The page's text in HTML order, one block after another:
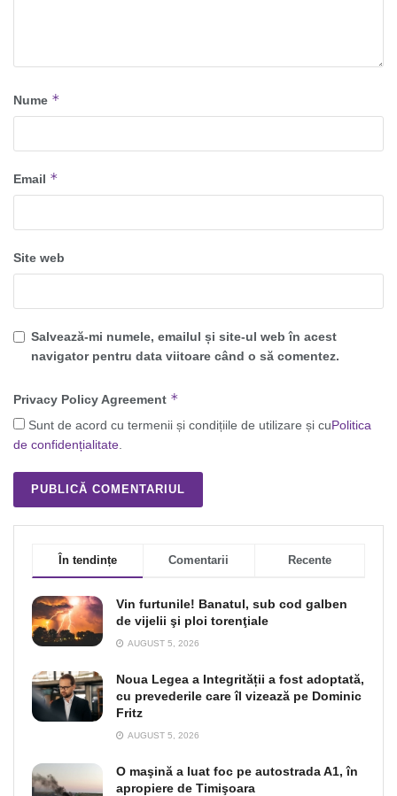
Nume *
Email *
Site web
Salvează-mi numele, emailul și site-ul web în acest
navigator pentru data viitoare când o să comentez.
Privacy Policy Agreement *
Sunt de acord cu termenii și condițiile de utilizare și cuPolitica
de confidențialitate
În tendințe Comentarii Recente
Vin furtunile! Banatul, sub cod galben
de vijelii şi ploi torenţiale
AUGUST 5, 2026
Noua Legea a Integrității a fost adoptată,
cu prevederile care îl vizează pe Dominic
Fritz
AUGUST 5, 2026
O maşină a luat foc pe autostrada A1, în
apropiere de Timişoara